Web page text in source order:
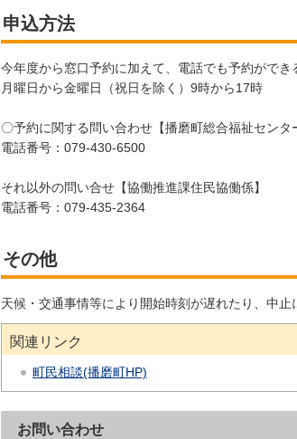
申込方法
今年度から窓口予約に加えて、電話でも予約ができ
月曜日から金曜日（祝日を除く）9時から17時
〇予約に関する問い合わせ【播磨町総合福祉センタ
電話番号：079-430-6500
それ以外の問い合せ【協働推進課住民協働係】
電話番号：079-435-2364
その他
天候・交通事情等により開始時刻が遅れたり、中止
関連リンク
町民相談(播磨町HP)
お問い合わせ